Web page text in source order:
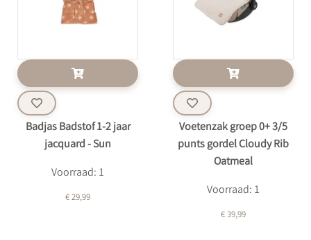
Badjas Badstof 1-2 jaar
jacquard - Sun
Voorraad: 1
€ 29,99
Voetenzak groep 0+ 3/5
punts gordel Cloudy Rib
Oatmeal
Voorraad: 1
€ 39,99